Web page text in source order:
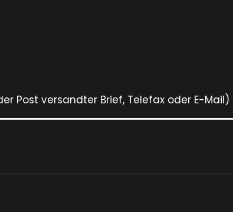
Post versandter Brief, Telefax oder E-